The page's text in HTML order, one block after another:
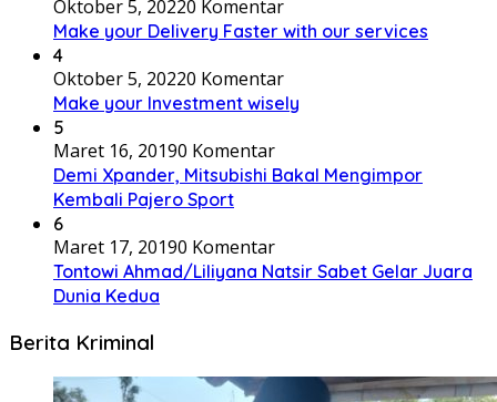
Oktober 5, 20220 Komentar
Make your Delivery Faster with our services
4
Oktober 5, 20220 Komentar
Make your Investment wisely
5
Maret 16, 20190 Komentar
Demi Xpander, Mitsubishi Bakal Mengimpor
Kembali Pajero Sport
6
Maret 17, 20190 Komentar
Tontowi Ahmad/Liliyana Natsir Sabet Gelar Juara
Dunia Kedua
Berita Kriminal